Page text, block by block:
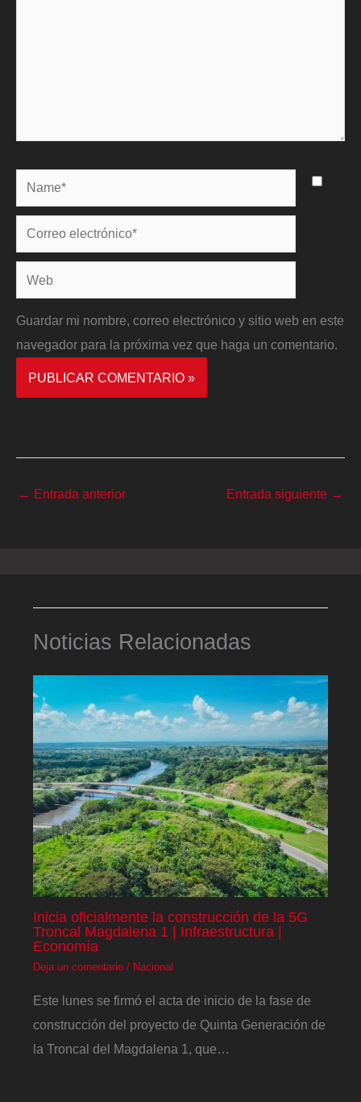
Name*
Correo
electrónico*
Web
Guardar mi nombre, correo electrónico y sitio web en este
navegador para la próxima vez que haga un comentario.
← Entrada anterior Entrada siguiente →
Noticias Relacionadas
Inicia oficialmente la construcción de la 5G
Troncal Magdalena 1 | Infraestructura |
Economía
Deja un comentario / Nacional
Este lunes se firmó el acta de inicio de la fase de
construcción del proyecto de Quinta Generación de
la Troncal del Magdalena 1, que…